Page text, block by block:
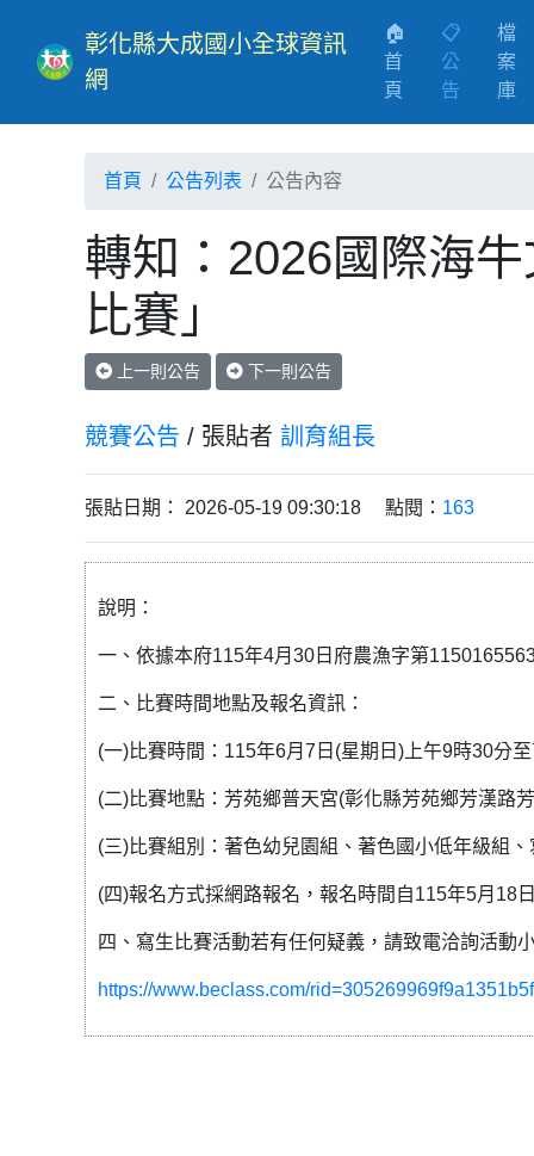
彰化縣大成國小全球資訊
網
🏠
首
頁 (current)
📋
公
告
檔
案
庫
首頁 公告列表 公告內容
轉知：2026國際海
比賽」
上一則公告 下一則公告
競賽公告 / 張貼者 訓育組長
張貼日期： 2026-05-19 09:30:18 點閱： 163
說明：
一、依據本府115年4月30日府農漁字第
二、比賽時間地點及報名資訊：
(一)比賽時間：115年6月7日(星期日)上午9時30分
(二)比賽地點：芳苑鄉普天宮(彰化縣芳苑鄉芳漢路
(三)比賽組別：著色幼兒園組、著色國小低年級組
(四)報名方式採網路報名，報名時間自115年5月18
四、寫生比賽活動若有任何疑義，請致電洽詢活動
https://www.beclass.com/